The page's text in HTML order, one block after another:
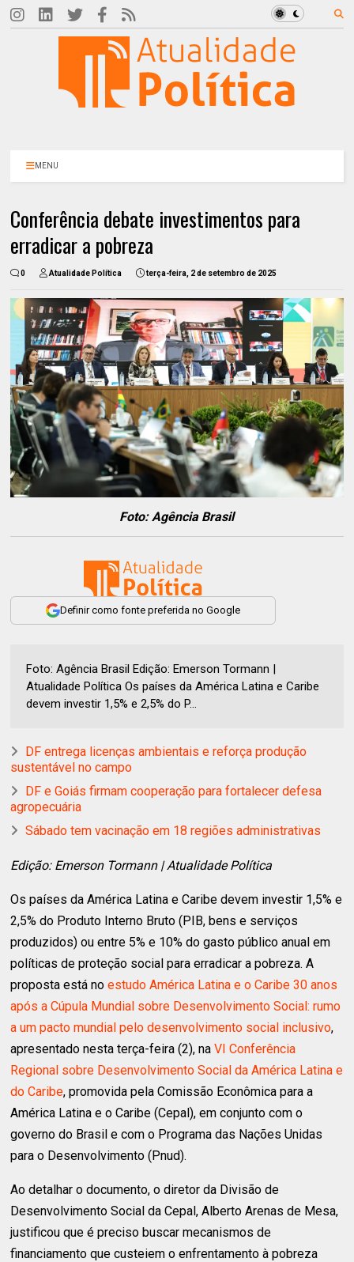
MENU
Conferência debate investimentos para
erradicar a pobreza
0 Atualidade Política terça-feira, 2 de setembro de 2025
Foto: Agência Brasil
Definir como fonte preferida no Google
Foto: Agência Brasil Edição: Emerson Tormann |
Atualidade Política Os países da América Latina e Caribe
devem investir 1,5% e 2,5% do P...
DF entrega licenças ambientais e reforça produção
sustentável no campo
DF e Goiás firmam cooperação para fortalecer defesa
agropecuária
Sábado tem vacinação em 18 regiões administrativas
Edição: Emerson Tormann | Atualidade Política
Os países da América Latina e Caribe devem investir 1,5% e
2,5% do Produto Interno Bruto (PIB, bens e serviços
produzidos) ou entre 5% e 10% do gasto público anual em
políticas de proteção social para erradicar a pobreza. A
proposta está noestudo América Latina e o Caribe 30 anos
após a Cúpula Mundial sobre Desenvolvimento Social: rumo
a um pacto mundial pelo desenvolvimento social inclusivo,
apresentado nesta terça-feira (2), naVI Conferência
Regional sobre Desenvolvimento Social da América Latina e
do Caribe, promovida pela Comissão Econômica para a
América Latina e o Caribe (Cepal), em conjunto com o
governo do Brasil e com o Programa das Nações Unidas
para o Desenvolvimento (Pnud).
Ao detalhar o documento, o diretor da Divisão de
Desenvolvimento Social da Cepal, Alberto Arenas de Mesa,
justificou que é preciso buscar mecanismos de
financiamento que custeiem o enfrentamento à pobreza